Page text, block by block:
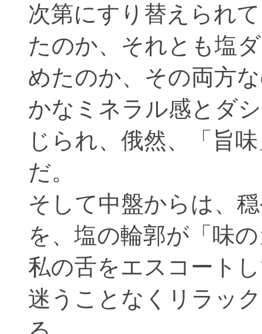
次第にすり替えられ
たのか、それとも塩
めたのか、その両方
かなミネラル感とダ
じられ、俄然、「旨
だ。
そして中盤からは、
を、塩の輪郭が「味
私の舌をエスコート
迷うことなくリラッ